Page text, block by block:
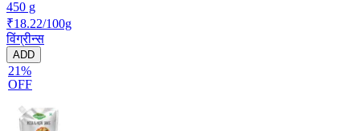
450 g
₹18.22/100g
विंग्रीन्स
ADD
21%
OFF